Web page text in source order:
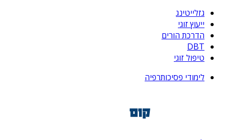
גזלייטינג
ייעוץ זוגי
הדרכת הורים
DBT
טיפול זוגי
לימודי פסיכותרפיה